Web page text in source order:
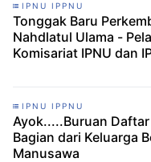
IPNU IPPNU
Tonggak Baru
Nahdlatul Ulama -
Komisariat IPNU dan
IPNU IPPNU
Ayok.....Buruan
Bagian dari Keluarga
Manusawa